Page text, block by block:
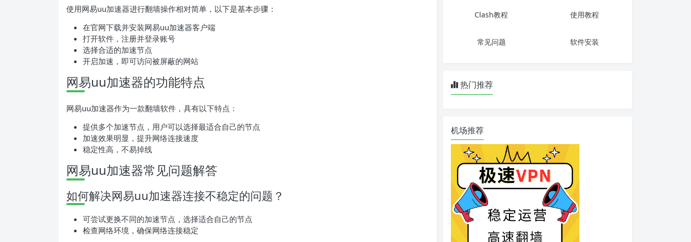
使用网易uu加速器进行翻墙操作相对简单，以下是基本步骤：
在官网下载并安装网易uu加速器客户端
打开软件，注册并登录账号
选择合适的加速节点
开启加速，即可访问被屏蔽的网站
网易uu加速器的功能特点
网易uu加速器作为一款翻墙软件，具有以下特点：
提供多个加速节点，用户可以选择最适合自己的节点
加速效果明显，提升网络连接速度
稳定性高，不易掉线
网易uu加速器常见问题解答
如何解决网易uu加速器连接不稳定的问题？
可尝试更换不同的加速节点，选择适合自己的节点
检查网络环境，确保网络连接稳定
Clash教程 使用教程
常见问题 软件安装
热门推荐
机场推荐